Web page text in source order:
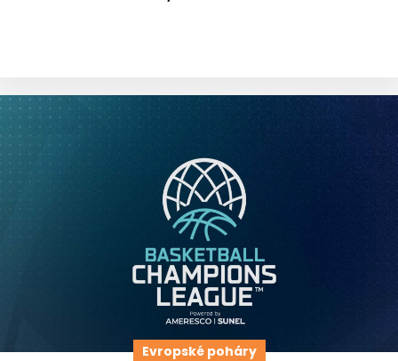
Evropské poháry